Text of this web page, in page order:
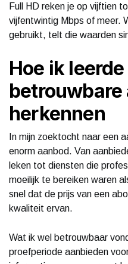
Full HD reken je op vijftien
vijfentwintig Mbps of meer.
gebruikt, telt die waarden
Hoe ik
herkennen
In mijn zoektocht naar een
enorm aanbod. Van
leken tot diensten die
moeilijk te bereiken waren
snel dat de prijs van een
kwaliteit ervan.
Wat ik wel betrouwbaar
proefperiode aanbieden